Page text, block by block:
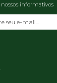
nossos informativos